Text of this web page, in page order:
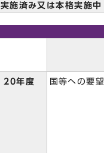
実施済み又は本格実施中
20年度 国等への要望